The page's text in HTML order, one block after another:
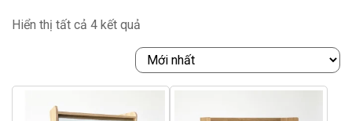
Hiển thị tất cả 4 kết quả
xếp